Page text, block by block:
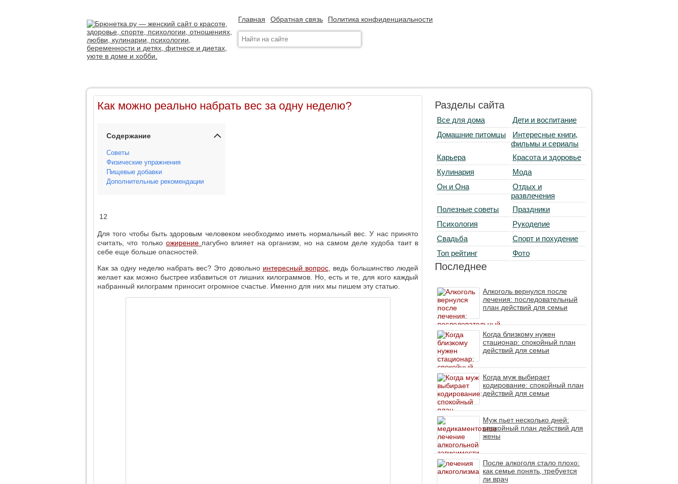
Главная Обратная связь Политика конфиденциальности
Как можно реально набрать вес за одну неделю?
Содержание
Советы
Физические упражнения
Пищевые добавки
Дополнительные рекомендации
12
Для того чтобы быть здоровым человеком необходимо иметь нормальный вес. У нас принято
считать, что только ожирение пагубно влияет на организм, но на самом деле худоба таит в
себе еще больше опасностей.
Как за одну неделю набрать вес? Это довольно интересный вопрос, ведь большинство людей
желает как можно быстрее избавиться от лишних килограммов. Но, есть и те, для кого каждый
набранный килограмм приносит огромное счастье. Именно для них мы пишем эту статью.
Разделы сайта
Все для дома
Дети и воспитание
Домашние питомцы
Интересные книги,
фильмы и сериалы
Карьера
Красота и здоровье
Кулинария
Мода
Он и Она
Отдых и
развлечения
Полезные советы
Праздники
Психология
Рукоделие
Свадьба
Спорт и похудение
Топ рейтинг
Фото
Последнее
Алкоголь вернулся после
лечения: последовательный
план действий для семьи
Когда близкому нужен
стационар: спокойный план
действий для семьи
Когда муж выбирает
кодирование: спокойный план
действий для семьи
Муж пьет несколько дней:
спокойный план действий для
жены
После алкоголя стало плохо:
как семье понять, требуется
ли врач